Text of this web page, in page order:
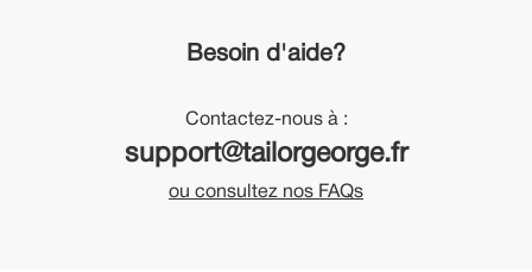
Besoin d'aide?
Contactez-nous à :
support@tailorgeorge.fr
ou consultez nos FAQs